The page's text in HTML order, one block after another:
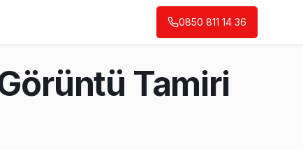
0850 811 14 36
Tamiri